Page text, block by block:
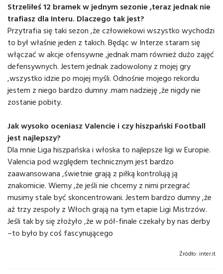
Strzeliłeś 12 bramek w jednym sezonie ,teraz jednak nie
trafiasz dla Interu. Dlaczego tak jest?
Przytrafia się taki sezon ,że człowiekowi wszystko wychodzi
to był właśnie jeden z takich. Będąc w Interze staram się
włączać w akcje ofensywne ,jednak mam również dużo zajęć
defensywnych. Jestem jednak zadowolony z mojej gry
,wszystko idzie po mojej myśli. Odnośnie mojego rekordu
jestem z niego bardzo dumny .mam nadzieję ,że nigdy nie
zostanie pobity.
Jak wysoko oceniasz Valencie i czy hiszpański Football
jest najlepszy?
Dla mnie Liga hiszpańska i włoska to najlepsze ligi w Europie.
Valencia pod względem technicznym jest bardzo
zaawansowana ,świetnie grają z piłką kontrolują ją
znakomicie. Wiemy ,że jeśli nie chcemy z nimi przegrać
musimy stale być skoncentrowani. Jestem bardzo dumny ,że
aż trzy zespoły z Włoch grają na tym etapie Ligi Mistrzów.
Jeśli tak by się złożyło ,że w pół-finale czekały by nas derby
–to było by coś fascynującego
Źródło: inter.it